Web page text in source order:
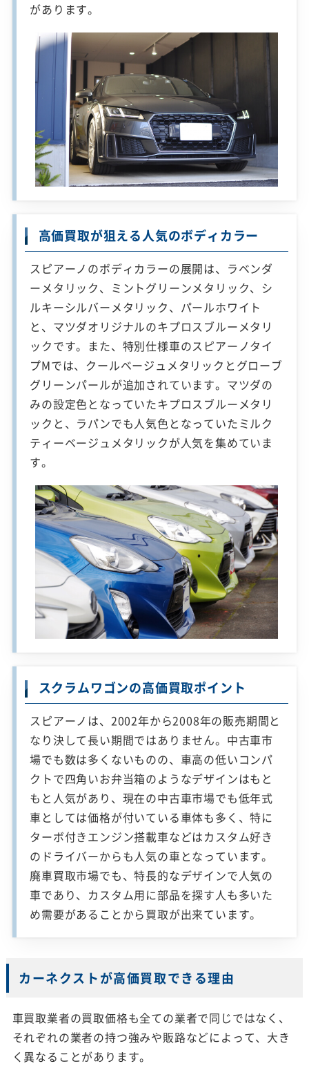
があります。
高価買取が狙える人気のボディカラー
スピアーノのボディカラーの展開は、ラベンダ
ーメタリック、ミントグリーンメタリック、シ
ルキーシルバーメタリック、パールホワイト
と、マツダオリジナルのキプロスブルーメタリ
ックです。また、特別仕様車のスピアーノタイ
プMでは、クールベージュメタリックとグローブ
グリーンパールが追加されています。マツダの
みの設定色となっていたキプロスブルーメタリ
ックと、ラパンでも人気色となっていたミルク
ティーベージュメタリックが人気を集めていま
す。
スクラムワゴンの高価買取ポイント
スピアーノは、2002年から2008年の販売期間と
なり決して長い期間ではありません。中古車市
場でも数は多くないものの、車高の低いコンパ
クトで四角いお弁当箱のようなデザインはもと
もと人気があり、現在の中古車市場でも低年式
車としては価格が付いている車体も多く、特に
ターボ付きエンジン搭載車などはカスタム好き
のドライバーからも人気の車となっています。
廃車買取市場でも、特長的なデザインで人気の
車であり、カスタム用に部品を探す人も多いた
め需要があることから買取が出来ています。
カーネクストが高価買取できる理由
車買取業者の買取価格も全ての業者で同じではなく、
それぞれの業者の持つ強みや販路などによって、大き
く異なることがあります。